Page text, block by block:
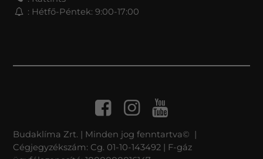
: Hétfő-Péntek: 9:00-17:00
Budaklíma Zrt. | Minden jog fenntartva© |
Cégjegyzékszám: Cg. 01-10-143492 | F-gáz